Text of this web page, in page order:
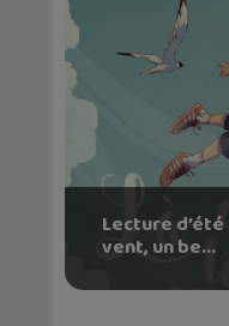
Lecture d’été
vent, un be...